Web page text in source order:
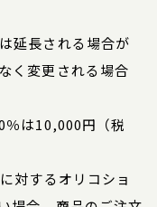
延長される場合が
く変更される場合
％は10,000円（税
対するオリコショ